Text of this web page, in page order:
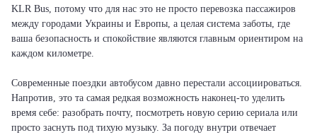
KLR Bus, потому что для нас это не просто перевозка пассажиров
между городами Украины и Европы, а целая система заботы, где
ваша безопасность и спокойствие являются главным ориентиром на
каждом километре.
Современные поездки автобусом давно перестали ассоциироваться.
Напротив, это та самая редкая возможность наконец-то уделить
время себе: разобрать почту, посмотреть новую серию сериала или
просто заснуть под тихую музыку. За погоду внутри отвечает